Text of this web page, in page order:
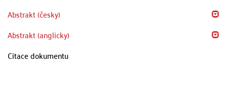
Abstrakt (česky)
Abstrakt (anglicky)
Citace dokumentu